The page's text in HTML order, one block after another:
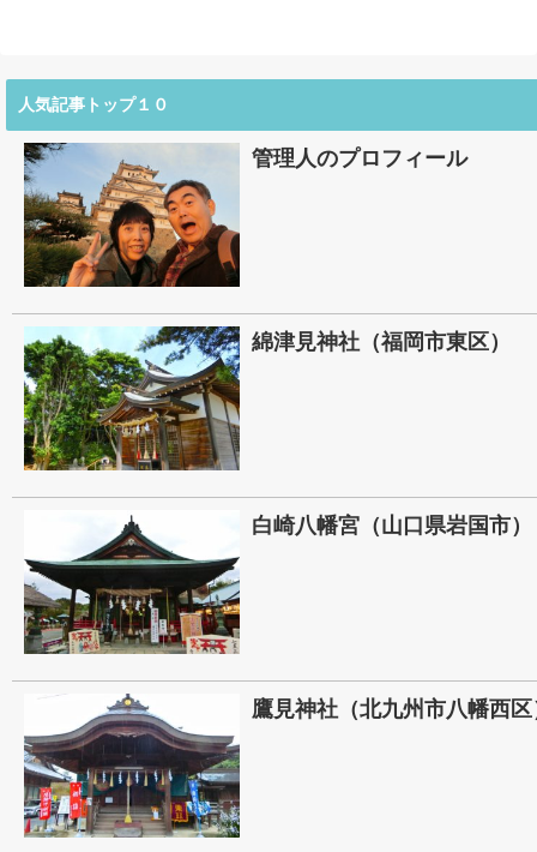
人気記事トップ１０
管理人のプロフィール
綿津見神社（福岡市東区）
白崎八幡宮（山口県岩国市）
鷹見神社（北九州市八幡西区